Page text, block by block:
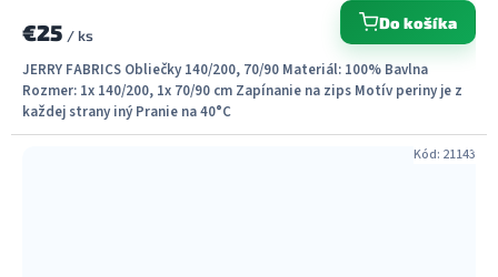
€25 / ks
Do košíka
JERRY FABRICS Obliečky 140/200, 70/90 Materiál: 100% Bavlna
Rozmer: 1x 140/200, 1x 70/90 cm Zapínanie na zips Motív periny je z
každej strany iný Pranie na 40°C
Kód: 21143